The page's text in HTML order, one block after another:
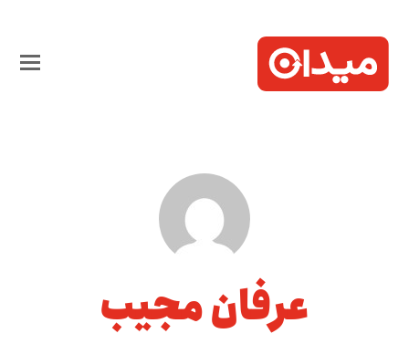
عرفان مجیب